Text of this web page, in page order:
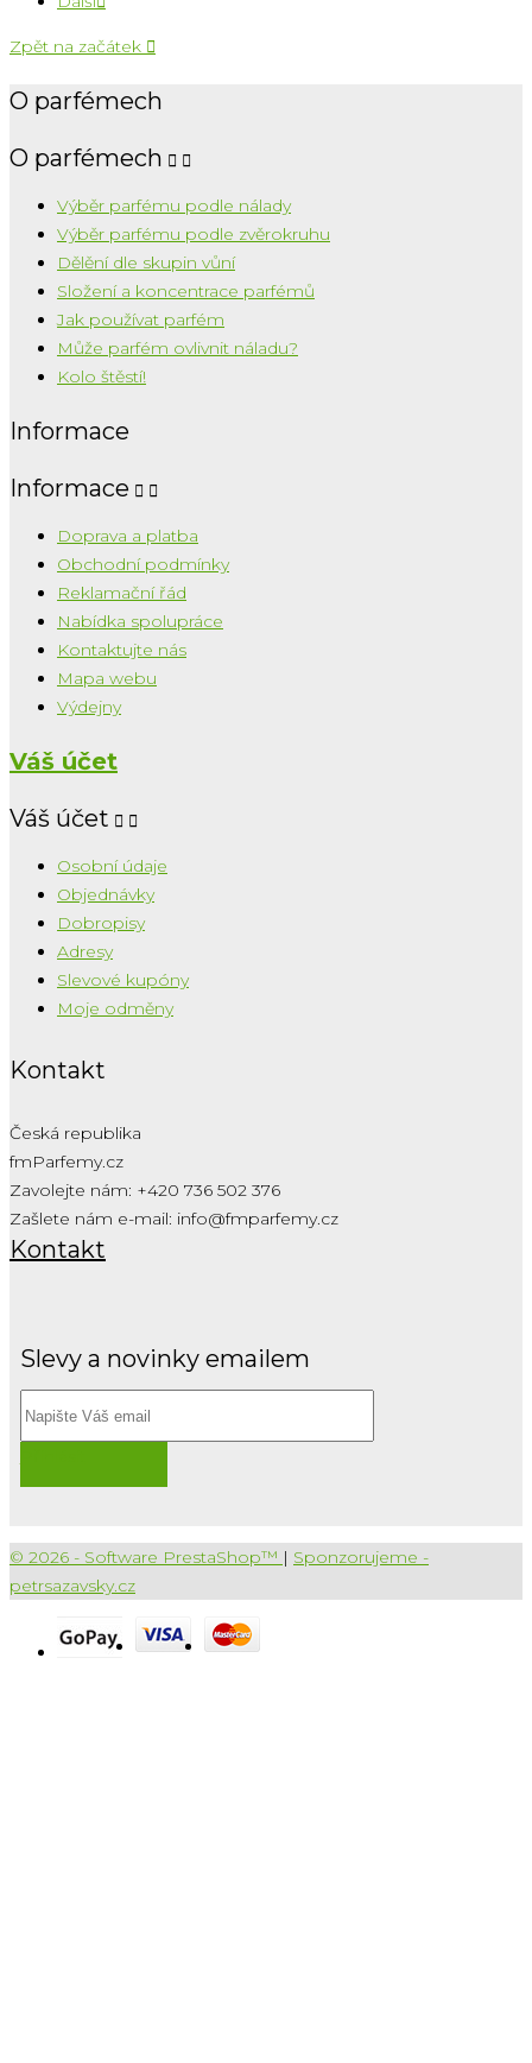
Zpět na začátek 
O parfémech
O parfémech  
Výběr parfému podle nálady
Výběr parfému podle zvěrokruhu
Dělění dle skupin vůní
Složení a koncentrace parfémů
Jak používat parfém
Může parfém ovlivnit náladu?
Kolo štěstí!
Informace
Informace  
Doprava a platba
Obchodní podmínky
Reklamační řád
Nabídka spolupráce
Kontaktujte nás
Mapa webu
Výdejny
Váš účet
Váš účet  
Osobní údaje
Objednávky
Dobropisy
Adresy
Slevové kupóny
Moje odměny
Kontakt
Česká republika
fmParfemy.cz
Zavolejte nám: +420 736 502 376
Zašlete nám e-mail: info@fmparfemy.cz
Kontakt
Slevy a novinky emailem
© 2026 - Software PrestaShop™ | Sponzorujeme -
petrsazavsky.cz